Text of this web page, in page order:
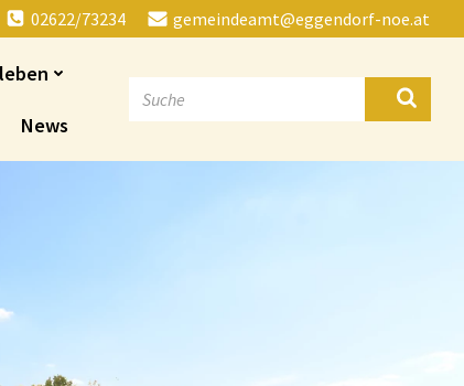
02622/73234 gemeindeamt@eggendorf-noe.at
News